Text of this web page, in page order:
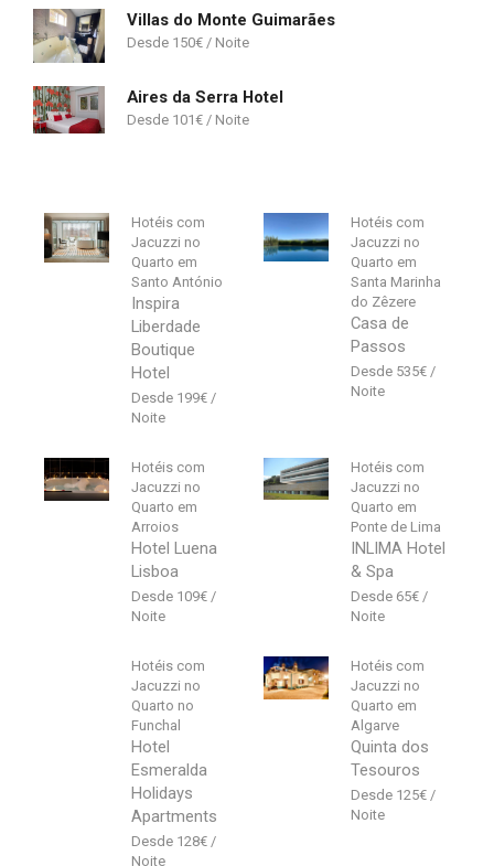
Villas do Monte Guimarães
150€
Aires da Serra Hotel
101€
Hotéis com
Jacuzzi no
Quarto em
Santo António
Inspira
Liberdade
Boutique
Hotel
199€
Hotéis com
Jacuzzi no
Quarto em
Santa Marinha
do Zêzere
Casa de
Passos
535€
Hotéis com
Jacuzzi no
Quarto em
Arroios
Hotel Luena
Lisboa
109€
Hotéis com
Jacuzzi no
Quarto em
Ponte de Lima
INLIMA Hotel
& Spa
65€
Hotéis com
Jacuzzi no
Quarto no
Funchal
Hotel
Esmeralda
Holidays
Apartments
128€
Hotéis com
Jacuzzi no
Quarto em
Algarve
Quinta dos
Tesouros
125€